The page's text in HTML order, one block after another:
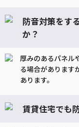
防音対策をす
か？
厚みのあるパネル
る場合があります
あります。
賃貸住宅でも